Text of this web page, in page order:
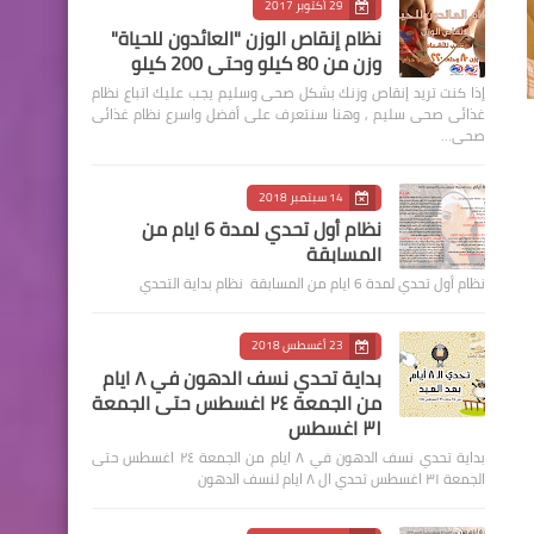
29 أكتوبر 2017
نظام إنقاص الوزن "العائدون للحياة"
وزن من 80 كيلو وحتى 200 كيلو
إذا كنت تريد إنقاص وزنك بشكل صحى وسليم يجب عليك اتباع نظام
غذائى صحى سليم , وهنا سنتعرف على أفضل واسرع نظام غذائى
صحى…
14 سبتمبر 2018
نظام أول تحدي لمدة 6 ايام من
المسابقة
نظام أول تحدي لمدة 6 ايام من المسابقة نظام بداية التحدي
23 أغسطس 2018
بداية تحدي نسف الدهون في ٨ ايام
من الجمعة ٢٤ اغسطس حتى الجمعة
٣١ اغسطس
بداية تحدي نسف الدهون في ٨ ايام من الجمعة ٢٤ اغسطس حتى
الجمعة ٣١ اغسطس تحدي ال ٨ ايام لنسف الدهون